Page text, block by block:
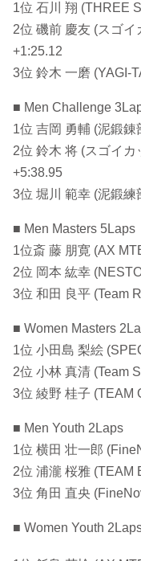
1位 石川 翔 (THREE
2位 磯前 慶友 (スゴ
+1:25.12
3位 鈴木 一磨 (YAGI-
■ Men Challenge
1位 吉岡 勇輔 (泥鍛錬
2位 鈴木 将 (スゴイ
+5:38.95
3位 堀川 範幸 (泥鍛練
■ Men Masters 5Laps
1位斎 藤 朋寛 (AX
2位 岡本 紘幸
3位 和田 良平 (Team
■ Women Masters
1位 小田島 梨絵
2位 小林 真清 (Team
3位 綾野 桂子 (TEAM
■ Men Youth 2Laps
1位 横田 壮一郎
2位 浦瀧 桜雅 (TEAM
3位 角田 直央
■ Women Youth